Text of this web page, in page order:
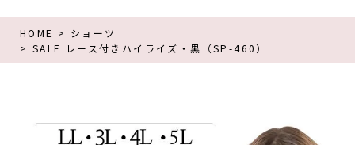
HOME
ショーツ
SALE レース付きハイライズ・黒（SP-460）